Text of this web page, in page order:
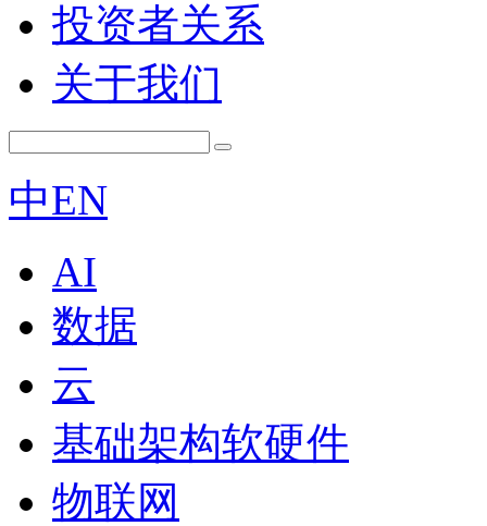
投资者关系
关于我们
中EN
AI
数据
云
基础架构软硬件
物联网